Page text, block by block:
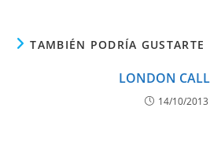
TAMBIÉN PODRÍA GUSTARTE
LONDON
14/10/2013